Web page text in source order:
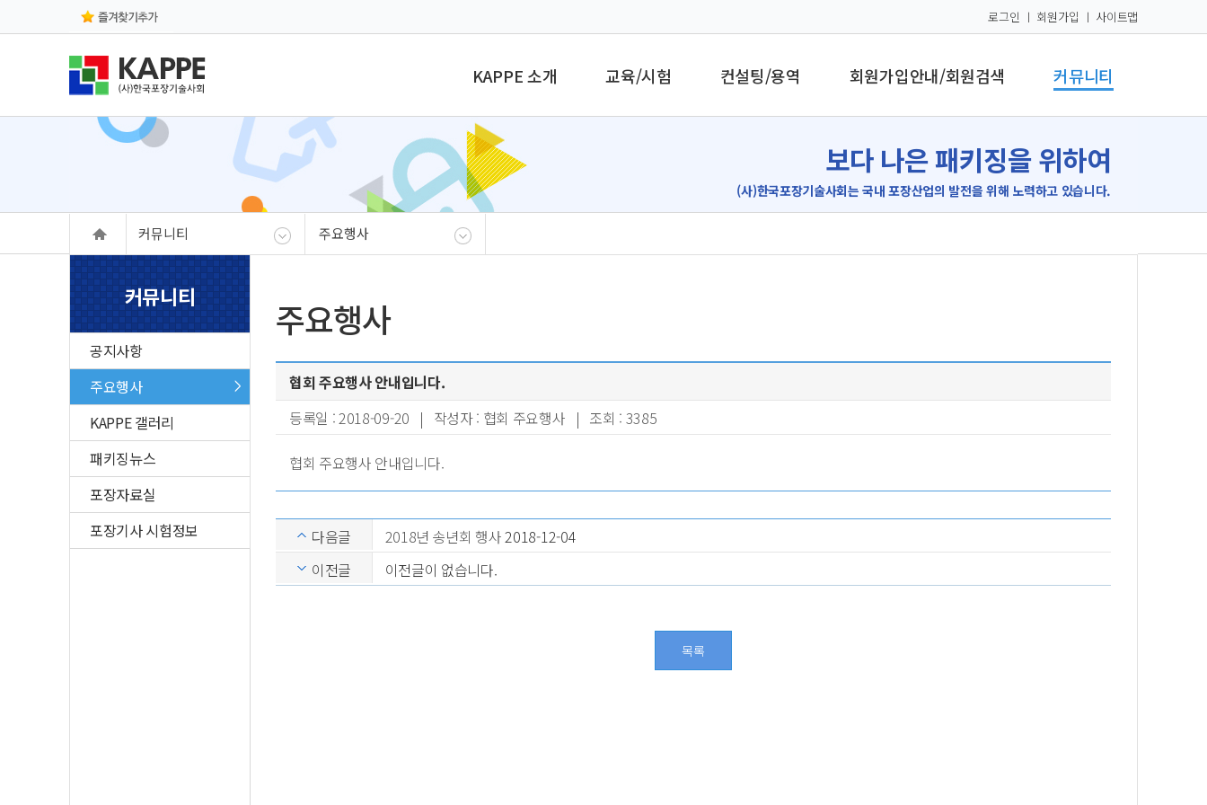
본문 바로가기
주메뉴 바로가기 로그인 ㅣ 회원가입 ㅣ 사이트맵
KAPPE 소개 교육/시험 컨설팅/용역 회원가입안내/회원검색 커뮤니티
보다 나은 패키징을 위하여
(사)한국포장기술사회는 국내 포장산업의 발전을 위해 노력하고 있습니다.
커뮤니티 주요행사
커뮤니티
공지사항
주요행사
KAPPE 갤러리
패키징뉴스
포장자료실
포장기사 시험정보
주요행사
협회 주요행사 안내입니다.
등록일 : 2018-09-20 | 작성자 : 협회 주요행사 | 조회 : 3385
협회 주요행사 안내입니다.
다음글 2018년 송년회 행사2018-12-04
이전글
이전글이 없습니다.
목록